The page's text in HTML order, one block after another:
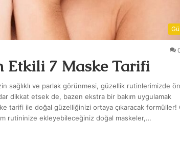
Etkili 7 Maske Tarifi
sağlıklı ve parlak görünmesi, güzellik rutinlerimizde
dikkat etsek de, bazen ekstra bir bakım uygulamak
tarifi ile doğal güzelliğinizi ortaya çıkaracak formüller!
rutininize ekleyebileceğiniz doğal maskeler,…